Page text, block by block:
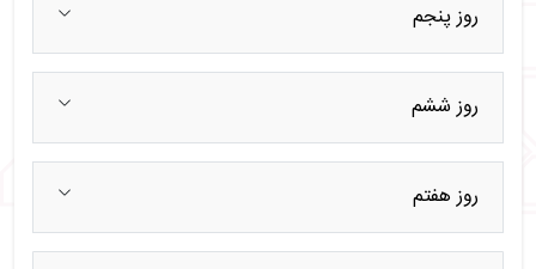
روز پنجم
روز ششم
روز هفتم